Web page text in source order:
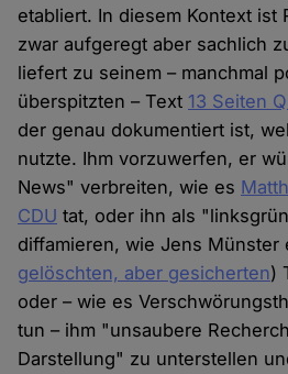
etabliert. In diesem Kontext ist
zwar aufgeregt aber sachlich
liefert zu seinem – manchmal
überspitzten – Text 13 Seiten
der genau dokumentiert ist,
nutzte. Ihm vorzuwerfen, er
News" verbreiten, wie es
CDU tat, oder ihn als
diffamieren, wie Jens Münster
gelöschten, aber gesicherten)
oder – wie es
tun – ihm "unsaubere
Darstellung" zu unterstellen